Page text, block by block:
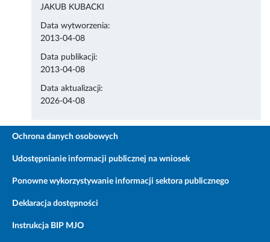
JAKUB KUBACKI
Data wytworzenia:
2013-04-08
Data publikacji:
2013-04-08
Data aktualizacji:
2026-04-08
Ochrona danych osobowych
Udostępnianie informacji publicznej na wniosek
Ponowne wykorzystywanie informacji sektora publicznego
Deklaracja dostępności
Instrukcja BIP MJO